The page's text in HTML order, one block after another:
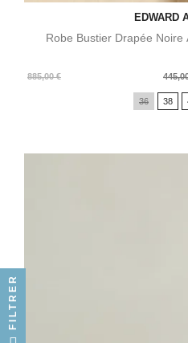
EDWARD
Robe Bustier Drapée Noire
885,00 €
Prix
Prix
36 38
FILTRER